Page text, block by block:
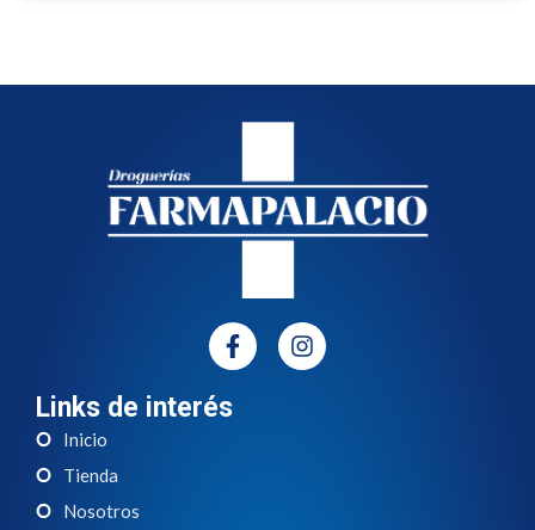
Links de interés
Inicio
Tienda
Nosotros